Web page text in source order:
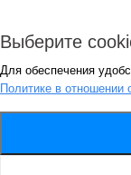
Выберите
Для обеспечения
Политике в